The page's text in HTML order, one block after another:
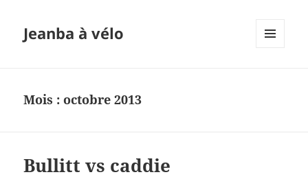
Jeanba à vélo
Mois :octobre 2013
Bullitt vs caddie